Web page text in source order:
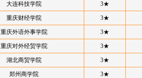
大连科技学院 3★
重庆财经学院 3★
重庆外语外事学院 3★
重庆对外经贸学院 3★
湖北商贸学院 3★
郑州商学院 3★